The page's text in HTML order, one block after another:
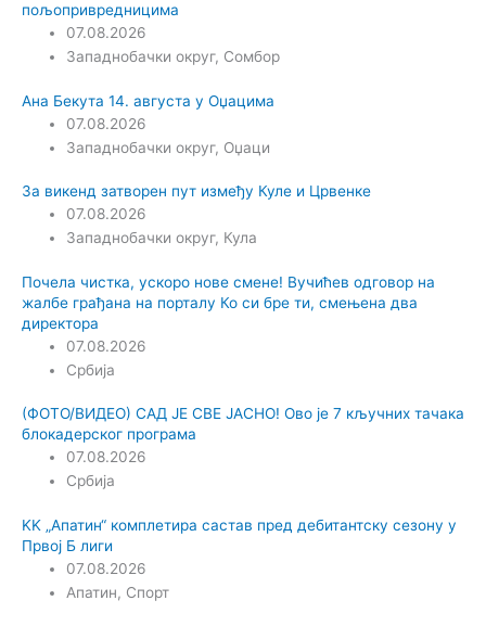
пољопривредницима
07.08.2026
Западнобачки округ, Сомбор
Ана Бекута 14. августа у Оџацима
07.08.2026
Западнобачки округ, Оџаци
За викенд затворен пут између Куле и Црвенке
07.08.2026
Западнобачки округ, Кула
Почела чистка, ускоро нове смене! Вучићев одговор на
жалбе грађана на порталу Ко си бре ти, смењена два
директора
07.08.2026
Србија
(ФОТО/ВИДЕО) САД ЈЕ СВЕ ЈАСНО! Ово је 7 кључних тачака
блокадерског програма
07.08.2026
Србија
KK „Апатин“ комплетира састав пред дебитантску сезону у
Првој Б лиги
07.08.2026
Апатин, Спорт